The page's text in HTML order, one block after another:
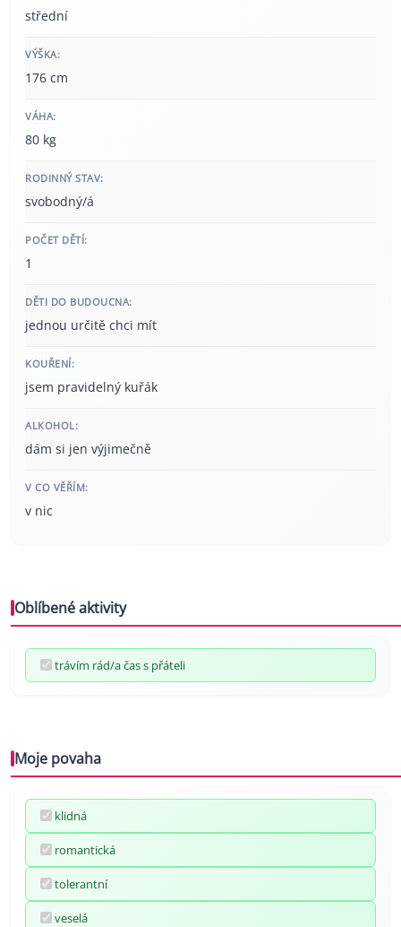
střední
VÝŠKA:
176 cm
VÁHA:
80 kg
RODINNÝ STAV:
svobodný/á
POČET DĚTÍ:
1
DĚTI DO BUDOUCNA:
jednou určitě chci mít
KOUŘENÍ:
jsem pravidelný kuřák
ALKOHOL:
dám si jen výjimečně
V CO VĚŘÍM:
v nic
Oblíbené aktivity
trávím rád/a čas s přáteli
Moje povaha
klidná
romantická
tolerantní
veselá